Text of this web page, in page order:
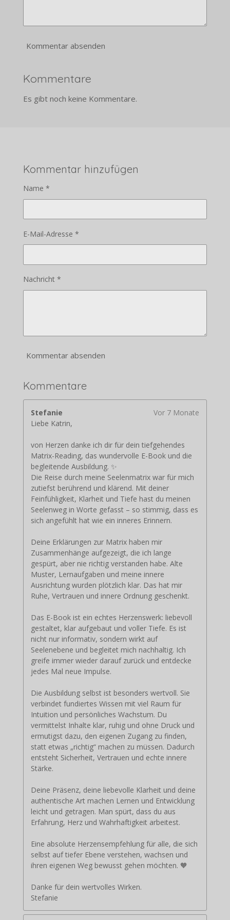
Kommentar absenden
Kommentare
Es gibt noch keine Kommentare.
Kommentar hinzufügen
Name *
E-Mail-Adresse *
Nachricht *
Kommentar absenden
Kommentare
Stefanie
Vor 7 Monate
Liebe Katrin,
von Herzen danke ich dir für dein tiefgehendes
Matrix-Reading, das wundervolle E-Book und die
begleitende Ausbildung. ✨
Die Reise durch meine Seelenmatrix war für mich
zutiefst berührend und klärend. Mit deiner
Feinfühligkeit, Klarheit und Tiefe hast du meinen
Seelenweg in Worte gefasst – so stimmig, dass es
sich angefühlt hat wie ein inneres Erinnern.
Deine Erklärungen zur Matrix haben mir
Zusammenhänge aufgezeigt, die ich lange
gespürt, aber nie richtig verstanden habe. Alte
Muster, Lernaufgaben und meine innere
Ausrichtung wurden plötzlich klar. Das hat mir
Ruhe, Vertrauen und innere Ordnung geschenkt.
Das E-Book ist ein echtes Herzenswerk: liebevoll
gestaltet, klar aufgebaut und voller Tiefe. Es ist
nicht nur informativ, sondern wirkt auf
Seelenebene und begleitet mich nachhaltig. Ich
greife immer wieder darauf zurück und entdecke
jedes Mal neue Impulse.
Die Ausbildung selbst ist besonders wertvoll. Sie
verbindet fundiertes Wissen mit viel Raum für
Intuition und persönliches Wachstum. Du
vermittelst Inhalte klar, ruhig und ohne Druck und
ermutigst dazu, den eigenen Zugang zu finden,
statt etwas „richtig“ machen zu müssen. Dadurch
entsteht Sicherheit, Vertrauen und echte innere
Stärke.
Deine Präsenz, deine liebevolle Klarheit und deine
authentische Art machen Lernen und Entwicklung
leicht und getragen. Man spürt, dass du aus
Erfahrung, Herz und Wahrhaftigkeit arbeitest.
Eine absolute Herzensempfehlung für alle, die sich
selbst auf tiefer Ebene verstehen, wachsen und
ihren eigenen Weg bewusst gehen möchten. 🧡
Danke für dein wertvolles Wirken.
Stefanie